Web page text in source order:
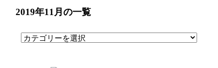
2019年11月の一覧